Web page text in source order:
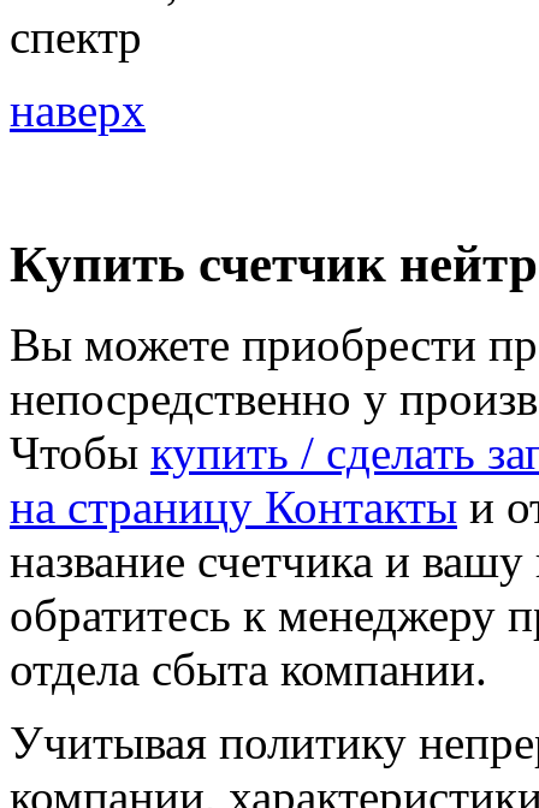
наверх
Купить счетчик
Вы можете приобрести
непосредственно у
Чтобы купить / сделать
на страницу Контакты и
название счетчика и
обратитесь к менеджеру
отдела сбыта компании.
Учитывая политику
компании,